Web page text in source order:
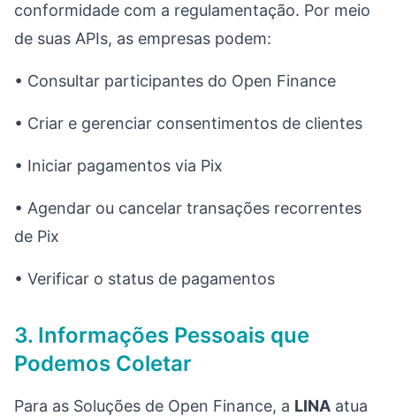
conformidade com a regulamentação. Por meio
de suas APIs, as empresas podem:
• Consultar participantes do Open Finance
• Criar e gerenciar consentimentos de clientes
• Iniciar pagamentos via Pix
• Agendar ou cancelar transações recorrentes
de Pix
• Verificar o status de pagamentos
3. Informações Pessoais que
Podemos Coletar
Para as Soluções de Open Finance, a LINA atua